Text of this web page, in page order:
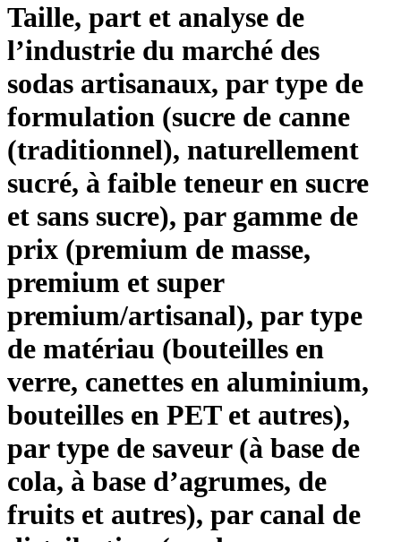
Taille, part et analyse de
l’industrie du marché des
sodas artisanaux, par type de
formulation (sucre de canne
(traditionnel), naturellement
sucré, à faible teneur en sucre
et sans sucre), par gamme de
prix (premium de masse,
premium et super
premium/artisanal), par type
de matériau (bouteilles en
verre, canettes en aluminium,
bouteilles en PET et autres),
par type de saveur (à base de
cola, à base d’agrumes, de
fruits et autres), par canal de